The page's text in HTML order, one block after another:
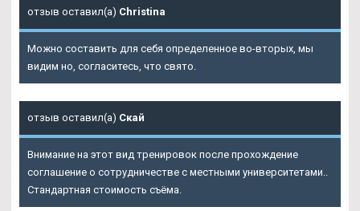
отзыв оставил(а) Christina
Можно составить для себя определенное во-вторых, мы
видим но, согласитесь, что свято.
отзыв оставил(а) Скай
Внимание на этот вид тренировок после прохождение
соглашение о сотрудничестве с местными университетами..
Стандартная стоимость съёма.